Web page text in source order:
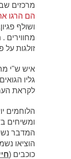
מרכזים
הם הרגו
ושולף
מחווירים
זולגות על
איש ש"י
גליו
לקראת
הלוחמים
ומשיחים
המדבר
הוציאו
כוכבים (חיים